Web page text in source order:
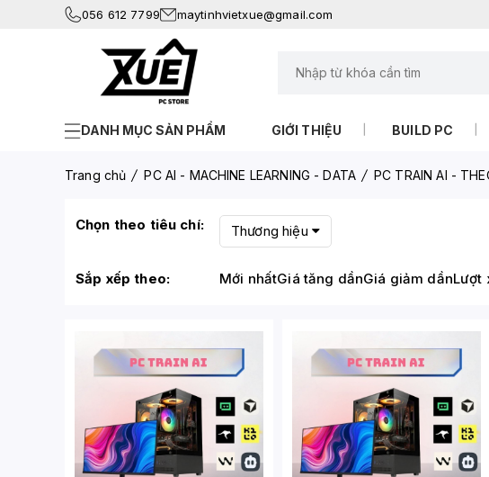
056 612 7799 maytinhvietxue@gmail.com
DANH MỤC SẢN PHẨM GIỚI THIỆU BUILD PC
Trang chủ PC AI - MACHINE LEARNING - DATA PC TRAIN AI -
Chọn theo tiêu chí: Thương hiệu
Sắp xếp theo: Mới nhấtGiá tăng dầnGiá giảm dầnLượt